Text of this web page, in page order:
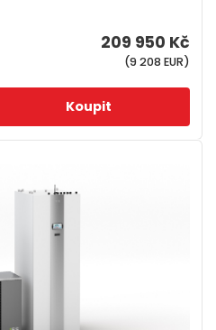
209 950 Kč
(9 208 EUR)